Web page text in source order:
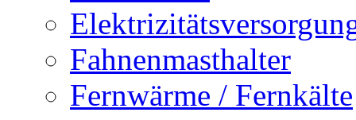
Fahnenmasthalter
Fernwärme / Fernkälte